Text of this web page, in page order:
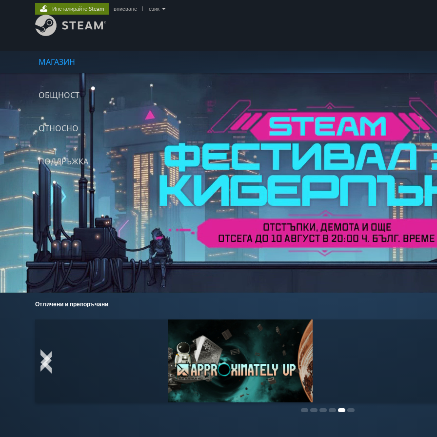
МАГАЗИН
ОБЩНОСТ
ОТНОСНО
ПОДДРЪЖКА
Инсталирайте Steam вписване език
Отличени и препоръчани